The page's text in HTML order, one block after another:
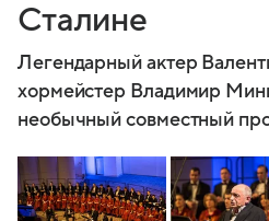
Сталине
Легендарный актер
хормейстер Владимир
необычный совместный